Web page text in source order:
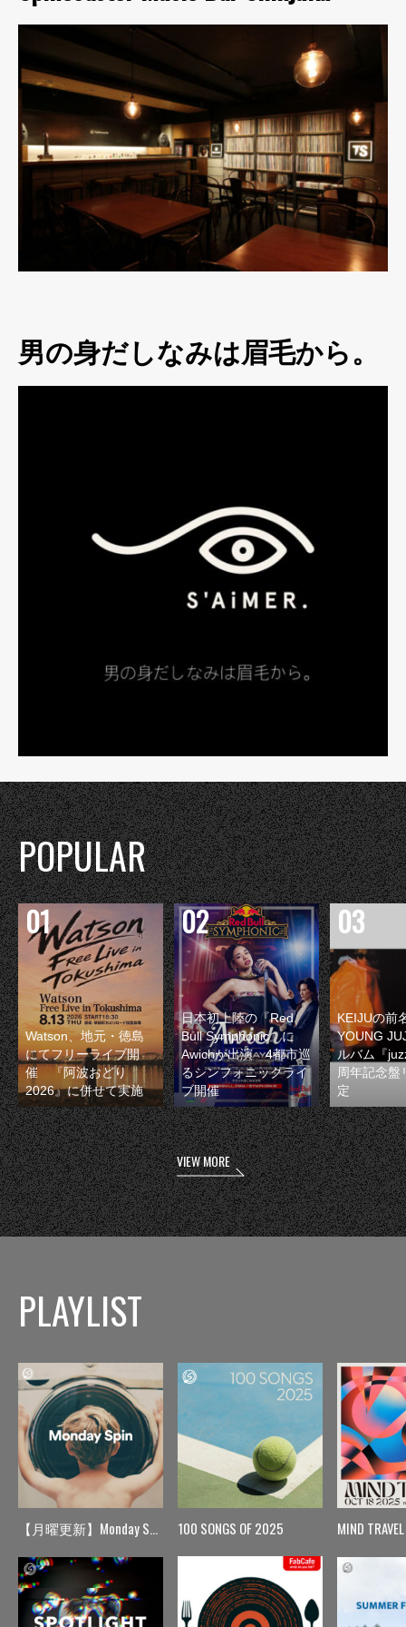
男の身だしなみは眉毛から。
POPULAR
Watson、地元・徳島
にてフリーライブ開
催 『阿波おどり
2026』に併せて実施
日本初上陸の『Red
Bull Symphonic』に
Awichが出演 4都市巡
るシンフォニックライ
ブ開催
KEIJUの前
YOUNG
ルバム『
周年記念盤
定
VIEW MORE
PLAYLIST
【月曜更新】Monday Spin 100 SONGS OF 2025 MIND TRAVEL